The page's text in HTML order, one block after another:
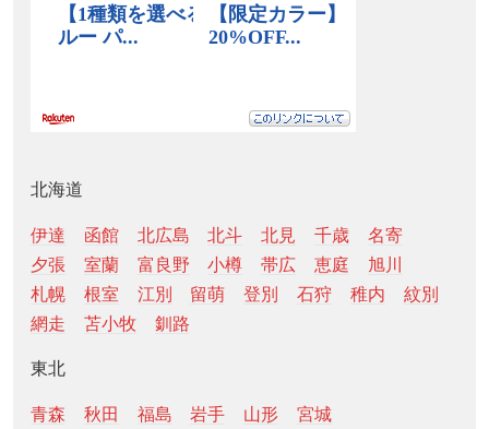
北海道
伊達 函館 北広島 北斗 北見 千歳
名寄
夕張
室蘭 富良野 小樽 帯広 恵庭
旭川
札幌
根室 江別 留萌 登別 石狩 稚内
紋別
網走
苫小牧 釧路
東北
青森 秋田 福島 岩手 山形 宮城